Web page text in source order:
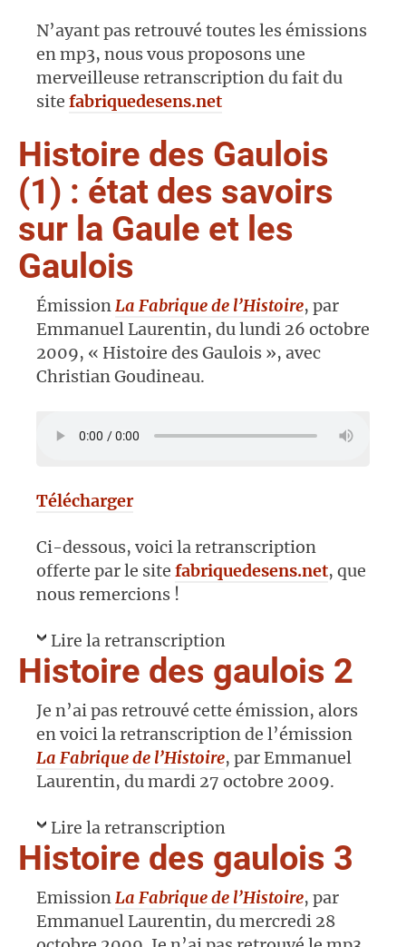
N’ayant pas retrouvé toutes les émissions
en mp3, nous vous proposons une
merveilleuse retranscription du fait du
site fabriquedesens.net
Histoire des Gaulois
(1) : état des savoirs
sur la Gaule et les
Gaulois
ÉmissionLa Fabrique de l’Histoire, par
Emmanuel Laurentin, du lundi 26 octobre
2009, « Histoire des Gaulois », avec
Christian Goudineau.
Télécharger
Ci-dessous, voici la retranscription
offerte par le site fabriquedesens.net, que
nous remercions !
Lire la retranscription
Histoire des gaulois 2
Je n’ai pas retrouvé cette émission, alors
en voici la retranscription de l’émission
La Fabrique de l’Histoire, par Emmanuel
Laurentin, du mardi 27 octobre 2009.
Lire la retranscription
Histoire des gaulois 3
EmissionLa Fabrique de l’Histoire, par
Emmanuel Laurentin, du mercredi 28